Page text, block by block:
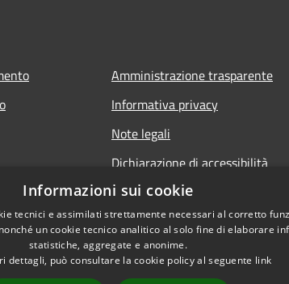
Amministrazione trasparente
Informativa privacy
Note legali
Dichiarazione di accessibilità
Informazioni sui cookie
tecnici e assimilati strettamente necessari al corretto
un cookie tecnico analitico al solo fine di elaborare
statistiche, aggregate e anonime.
dettagli, può consultare la cookie policy al seguente link